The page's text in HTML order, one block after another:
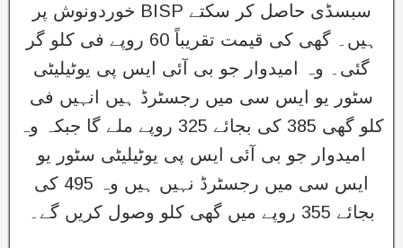
خوردونوش پر BISP سبسڈی حاصل کر سکتے
ہیں۔ گھی کی قیمت تقریباً 60 روپے فی کلو گر
گئی۔ وہ امیدوار جو بی آئی ایس پی یوٹیلیٹی
سٹور یو ایس سی میں رجسٹرڈ ہیں انہیں فی
کلو گھی 385 کی بجائے 325 روپے ملے گا جبکہ وہ
امیدوار جو بی آئی ایس پی یوٹیلیٹی سٹور یو
ایس سی میں رجسٹرڈ نہیں ہیں وہ 495 کی
بجائے 355 روپے میں گھی کلو وصول کریں گے۔